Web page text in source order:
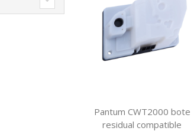
Pantum CWT2000 bote
residual compatible